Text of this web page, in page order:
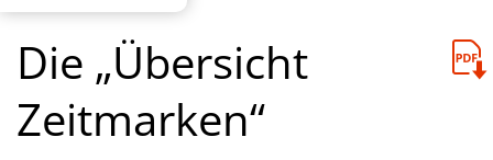
Die „Übersicht
Zeitmarken“